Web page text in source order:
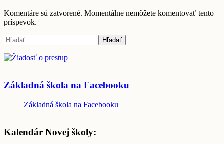
Komentáre sú zatvorené. Momentálne nemôžete komentovať tento
príspevok.
Základná škola na Facebooku
Základná škola na Facebooku
Kalendár Novej školy: